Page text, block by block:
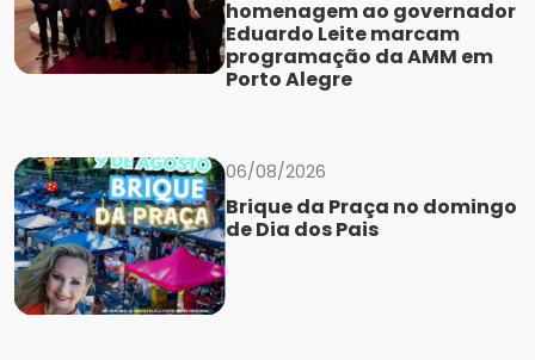
homenagem ao governador
Eduardo Leite marcam
programação da AMM em
Porto Alegre
06/08/2026
Brique da Praça no domingo
de Dia dos Pais